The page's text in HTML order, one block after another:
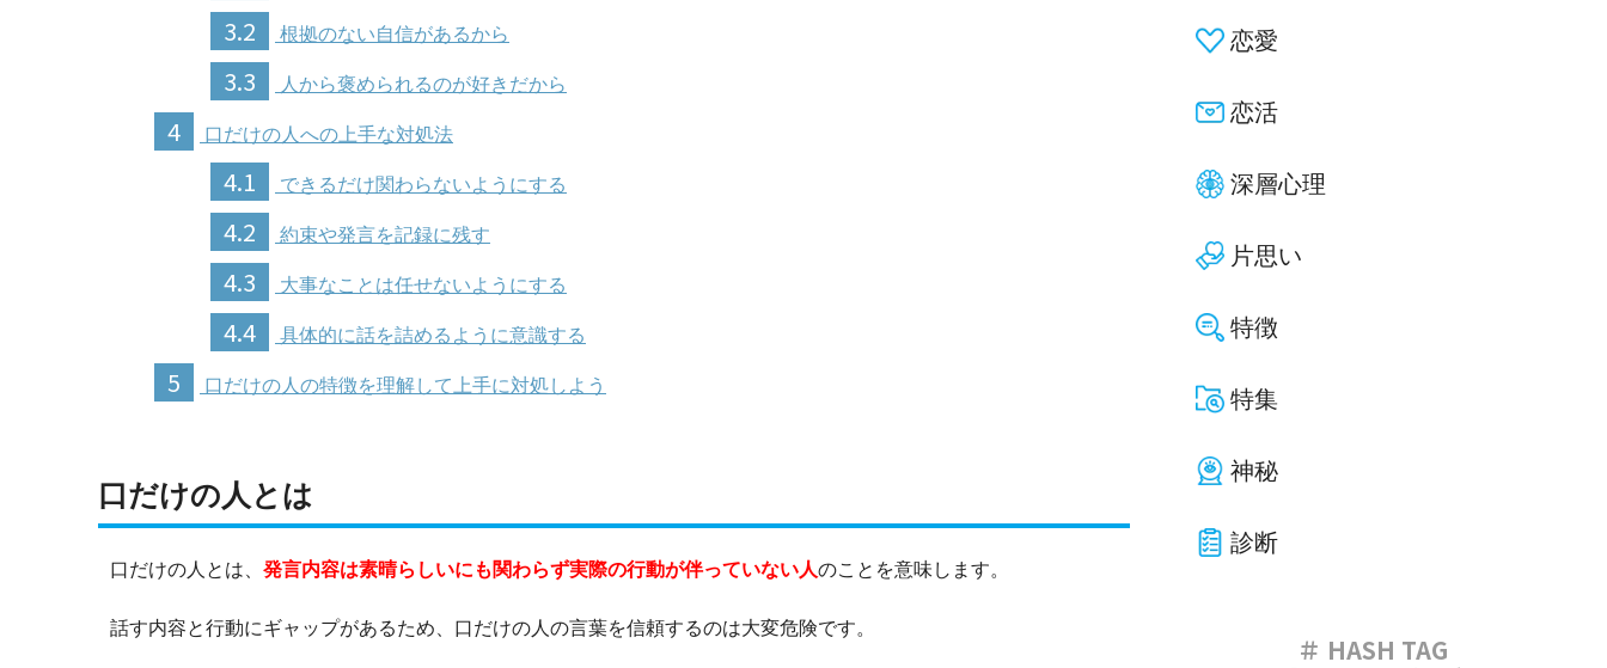
3.2 根拠のない自信があるから
3.3 人から褒められるのが好きだから
4 口だけの人への上手な対処法
4.1 できるだけ関わらないようにする
4.2 約束や発言を記録に残す
4.3 大事なことは任せないようにする
4.4 具体的に話を詰めるように意識する
5 口だけの人の特徴を理解して上手に対処しよう
口だけの人とは
口だけの人とは、 発言内容は素晴らしいにも関わらず実際の行動が伴っていない人のことを意味します。
話す内容と行動にギャップがあるため、口だけの人の言葉を信頼するのは大変危険です。
恋愛
恋活
深層心理
片思い
特徴
特集
神秘
診断